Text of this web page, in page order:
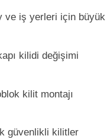
iş yerleri için
kilidi değişimi
kilit montajı
güvenlikli kilitler